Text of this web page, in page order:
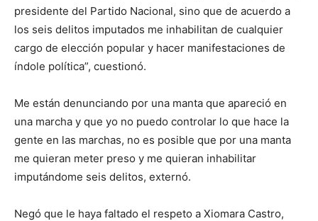
presidente del Partido Nacional, sino que de acuerdo a
los seis delitos imputados me inhabilitan de cualquier
cargo de elección popular y hacer manifestaciones de
índole política”, cuestionó.
Me están denunciando por una manta que apareció en
una marcha y que yo no puedo controlar lo que hace la
gente en las marchas, no es posible que por una manta
me quieran meter preso y me quieran inhabilitar
imputándome seis delitos, externó.
Negó que le haya faltado el respeto a Xiomara Castro,